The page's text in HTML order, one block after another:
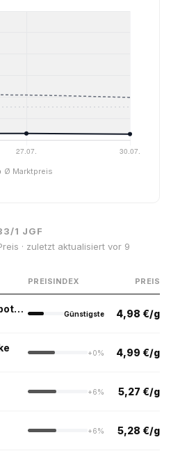
Ø Marktpreis
1 JGF
· zuletzt aktualisiert vor 9
PREISINDEX PREIS
svapo.de (=Schloss-Apotheke) Günstigste 4,98 €/g
+0% 4,99 €/g
+6% 5,27 €/g
+6% 5,28 €/g